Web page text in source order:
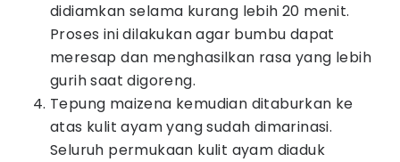
didiamkan selama kurang lebih 20 menit.
Proses ini dilakukan agar bumbu dapat
meresap dan menghasilkan rasa yang lebih
gurih saat digoreng.
Tepung maizena kemudian ditaburkan ke
atas kulit ayam yang sudah dimarinasi.
Seluruh permukaan kulit ayam diaduk